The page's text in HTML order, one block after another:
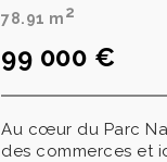
78.91 m2
99 000 €
Au cœur du Parc
des commerces et